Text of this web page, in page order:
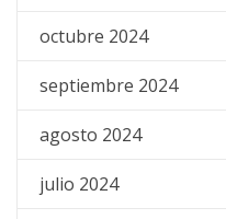
octubre 2024
septiembre 2024
agosto 2024
julio 2024